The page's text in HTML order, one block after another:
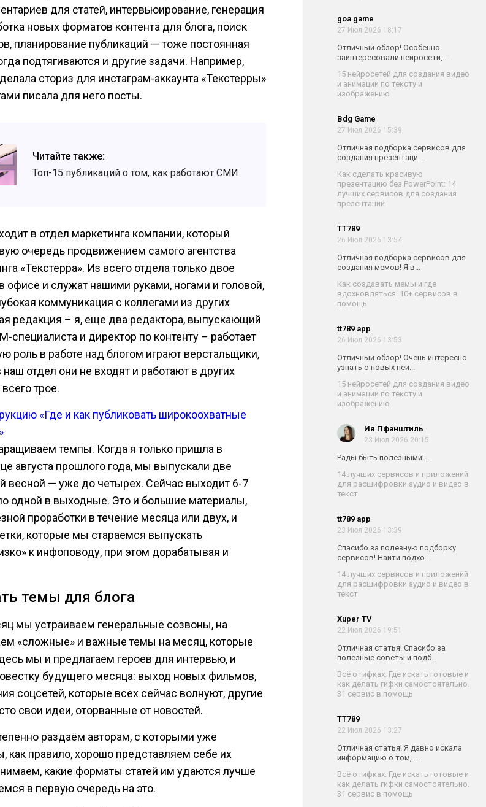
goa game
27 Июл 2026 18:17
Отличный обзор! Особенно
заинтересовали нейросети,...
15 нейросетей для создания видео
и анимации по тексту и
изображению
Bdg Game
27 Июл 2026 15:39
Отличная подборка сервисов для
создания презентаци...
Как сделать красивую
презентацию без PowerPoint: 14
лучших сервисов для создания
презентаций
TT789
26 Июл 2026 13:54
Отличная подборка сервисов для
создания мемов! Я в...
Как создавать мемы и где
вдохновляться. 10+ сервисов в
помощь
tt789 app
26 Июл 2026 13:53
Отличный обзор! Очень интересно
узнать о новых ней...
15 нейросетей для создания видео
и анимации по тексту и
изображению
Ия Пфанштиль
23 Июл 2026 20:15
Рады быть полезными!...
14 лучших сервисов и приложений
для расшифровки аудио и видео в
текст
tt789 app
23 Июл 2026 13:39
Спасибо за полезную подборку
сервисов! Найти подхо...
14 лучших сервисов и приложений
для расшифровки аудио и видео в
текст
Xuper TV
22 Июл 2026 19:51
Отличная статья! Спасибо за
полезные советы и подб...
Всё о гифках. Где искать готовые и
как делать гифки самостоятельно.
31 сервис в помощь
TT789
22 Июл 2026 13:27
Отличная статья! Я давно искала
информацию о том, ...
Всё о гифках. Где искать готовые и
как делать гифки самостоятельно.
31 сервис в помощь
для статей, интервьюирование, генерация
новых форматов контента для блога, поиск
планирование публикаций — тоже постоянная
подтягиваются и другие задачи. Например,
сториз для инстаграм-аккаунта «Текстерры»
писала для него посты.
Читайте также:
Топ-15 публикаций о том, как работают СМИ
в отдел маркетинга компании, который
очередь продвижением самого агентства
«Текстерра». Из всего отдела только двое
офисе и служат нашими руками, ногами и головой,
коммуникация с коллегами из других
редакция – я, еще два редактора, выпускающий
специалиста и директор по контенту – работает
роль в работе над блогом играют верстальщики,
отдел они не входят и работают в других
трое.
«Где и как публиковать широкоохватные
темпы. Когда я только пришла в
августа прошлого года, мы выпускали две
весной — уже до четырех. Сейчас выходит 6-7
одной в выходные. Это и большие материалы,
проработки в течение месяца или двух, и
которые мы стараемся выпускать
к инфоповоду, при этом дорабатывая и
темы для блога
мы устраиваем генеральные созвоны, на
«сложные» и важные темы на месяц, которые
мы и предлагаем героев для интервью, и
будущего месяца: выход новых фильмов,
соцсетей, которые всех сейчас волнуют, другие
свои идеи, оторванные от новостей.
раздаём авторам, с которыми уже
как правило, хорошо представляем себе их
какие форматы статей им удаются лучше
в первую очередь на это.